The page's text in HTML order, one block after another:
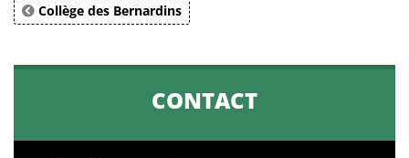
Collège des Bernardins
CONTACT